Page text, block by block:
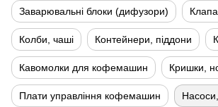
Заварювальні блоки (дифузори)
Колби, чаші Контейнери, піддони
Кавомолки для кофемашин Кришки,
Плати управління кофемашин